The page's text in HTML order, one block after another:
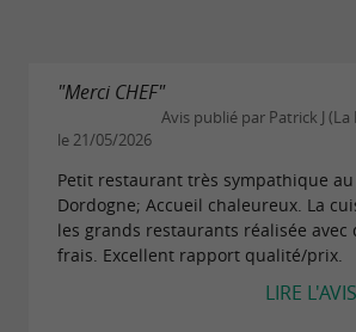
Parmi les initiatives marquantes,
parfois dusilure
, un poisson
qui mérite d'être mis en valeur.
audacieuse témoigne de sa
diversifier les ingrédients et de
"Merci CHEF"
Avis publié par Patrick J (La
le 21/05/2026
Petit restaurant très sympathique
Dordogne; Accueil chaleureux. La
les grands restaurants réalisée avec
frais. Excellent rapport qualité/prix.
LIRE